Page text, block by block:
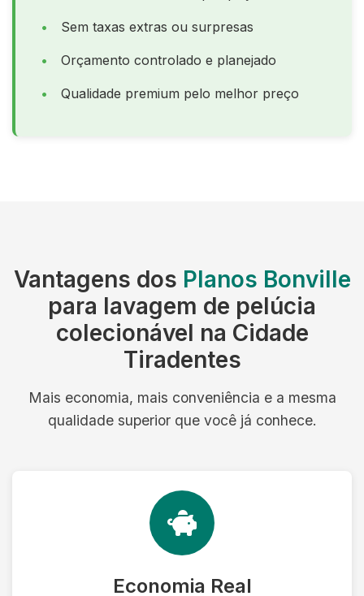
Sem taxas extras ou surpresas
Orçamento controlado e planejado
Qualidade premium pelo melhor preço
Vantagens dos Planos Bonville
para lavagem de pelúcia
colecionável na Cidade
Tiradentes
Mais economia, mais conveniência e a mesma
qualidade superior que você já conhece.
Economia Real